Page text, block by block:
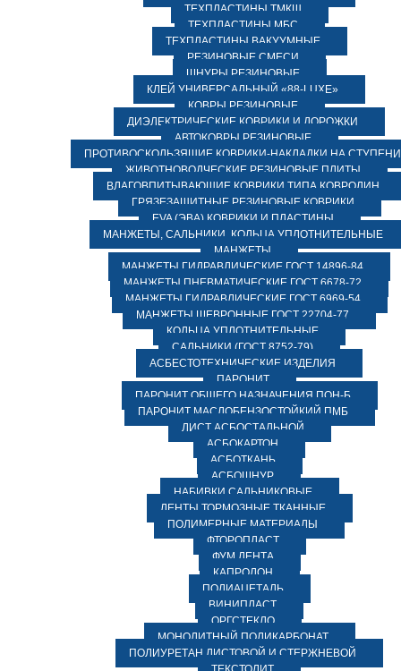
ТЕХПЛАСТИНЫ ТМКЩ
ТЕХПЛАСТИНЫ МБС
ТЕХПЛАСТИНЫ ВАКУУМНЫЕ
РЕЗИНОВЫЕ СМЕСИ
ШНУРЫ РЕЗИНОВЫЕ
КЛЕЙ УНИВЕРСАЛЬНЫЙ «88-LUXE»
КОВРЫ РЕЗИНОВЫЕ
ДИЭЛЕКТРИЧЕСКИЕ КОВРИКИ И ДОРОЖКИ
АВТОКОВРЫ РЕЗИНОВЫЕ
ПРОТИВОСКОЛЬЗЯЩИЕ КОВРИКИ-НАКЛАДКИ НА СТУПЕНИ
ЖИВОТНОВОДЧЕСКИЕ РЕЗИНОВЫЕ ПЛИТЫ
ВЛАГОВПИТЫВАЮЩИЕ КОВРИКИ ТИПА КОВРОЛИН
ГРЯЗЕЗАЩИТНЫЕ РЕЗИНОВЫЕ КОВРИКИ
EVA (ЭВА) КОВРИКИ И ПЛАСТИНЫ
МАНЖЕТЫ, САЛЬНИКИ, КОЛЬЦА УПЛОТНИТЕЛЬНЫЕ
МАНЖЕТЫ
МАНЖЕТЫ ГИДРАВЛИЧЕСКИЕ ГОСТ 14896-84
МАНЖЕТЫ ПНЕВМАТИЧЕСКИЕ ГОСТ 6678-72
МАНЖЕТЫ ГИДРАВЛИЧЕСКИЕ ГОСТ 6969-54
МАНЖЕТЫ ШЕВРОННЫЕ ГОСТ 22704-77
КОЛЬЦА УПЛОТНИТЕЛЬНЫЕ
САЛЬНИКИ (ГОСТ 8752-79)
АСБЕСТОТЕХНИЧЕСКИЕ ИЗДЕЛИЯ
ПАРОНИТ
ПАРОНИТ ОБЩЕГО НАЗНАЧЕНИЯ ПОН-Б
ПАРОНИТ МАСЛОБЕНЗОСТОЙКИЙ ПМБ
ЛИСТ АСБОСТАЛЬНОЙ
АСБОКАРТОН
АСБОТКАНЬ
АСБОШНУР
НАБИВКИ САЛЬНИКОВЫЕ
ЛЕНТЫ ТОРМОЗНЫЕ ТКАННЫЕ
ПОЛИМЕРНЫЕ МАТЕРИАЛЫ
ФТОРОПЛАСТ
ФУМ ЛЕНТА
КАПРОЛОН
ПОЛИАЦЕТАЛЬ
ВИНИПЛАСТ
ОРГСТЕКЛО
МОНОЛИТНЫЙ ПОЛИКАРБОНАТ
ПОЛИУРЕТАН ЛИСТОВОЙ И СТЕРЖНЕВОЙ